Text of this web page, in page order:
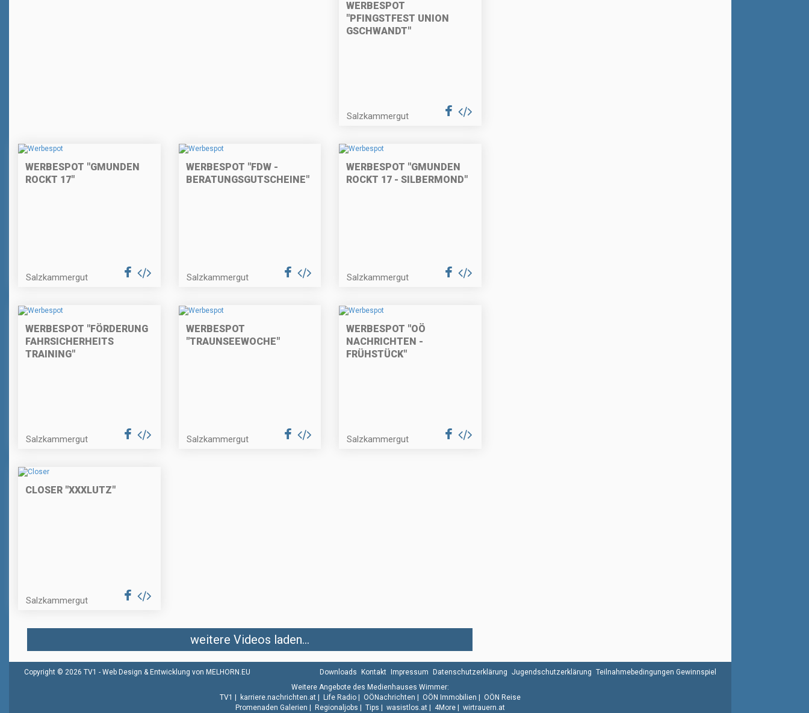
WERBESPOT
"PFINGSTFEST UNION
GSCHWANDT"
Salzkammergut
WERBESPOT "GMUNDEN
ROCKT 17"
Salzkammergut
WERBESPOT "FDW -
BERATUNGSGUTSCHEINE"
Salzkammergut
WERBESPOT "GMUNDEN
ROCKT 17 - SILBERMOND"
Salzkammergut
WERBESPOT "FÖRDERUNG
FAHRSICHERHEITS
TRAINING"
Salzkammergut
WERBESPOT
"TRAUNSEEWOCHE"
Salzkammergut
WERBESPOT "OÖ
NACHRICHTEN -
FRÜHSTÜCK"
Salzkammergut
CLOSER "XXXLUTZ"
Salzkammergut
weitere Videos laden...
Copyright © 2026 TV1 - Web Design & Entwicklung von MELHORN.EU Downloads Kontakt Impressum Datenschutzerklärung Jugendschutzerklärung Teilnahmebedingungen Gewinnspiel
Weitere Angebote des Medienhauses Wimmer:
TV1
karriere.nachrichten.at Life Radio OÖNachrichten OÖN Immobilien
OÖN Reise
Promenaden Galerien
Regionaljobs Tips wasistlos.at 4More wirtrauern.at